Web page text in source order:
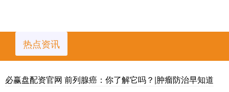
热点资讯
必赢盘配资官网 前列腺癌：你了解它吗？|肿瘤防治早知道